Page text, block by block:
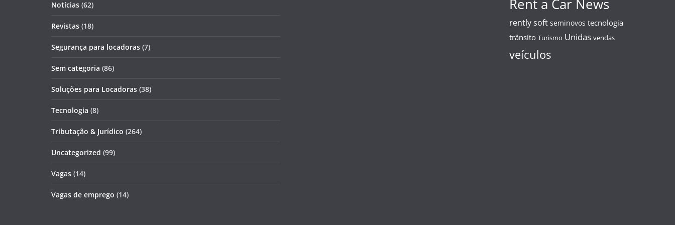
Notícias (62)
Revistas (18)
Segurança para locadoras (7)
Sem categoria (86)
Soluções para Locadoras (38)
Tecnologia (8)
Tributação & Jurídico (264)
Uncategorized (99)
Vagas (14)
Vagas de emprego (14)
Rent a Car News
rently soft seminovos tecnologia
trânsito Turismo Unidas vendas
veículos